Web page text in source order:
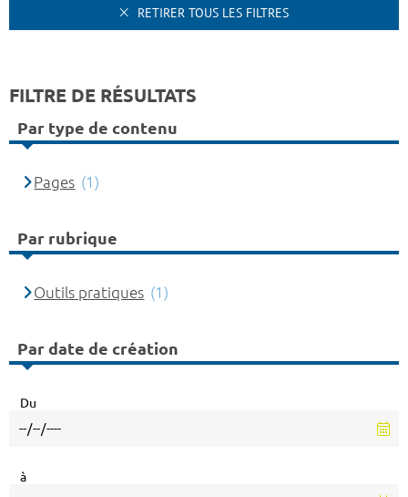
RETIRER TOUS LES FILTRES
FILTRE DE RÉSULTATS
Par type de contenu
Pages (1)
Par rubrique
Outils pratiques (1)
Par date de création
Du
à